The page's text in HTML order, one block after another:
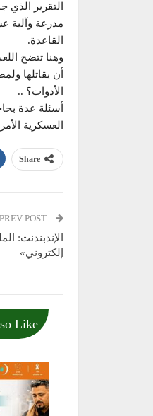
مدرعة وآلية
القاعدة.
وهنا تتضح
أن يقاتلها
الأدوات؟ ..
أسئلة عدة
العسكرية
Share
الإندبندنت:
إلكتروني»
Like